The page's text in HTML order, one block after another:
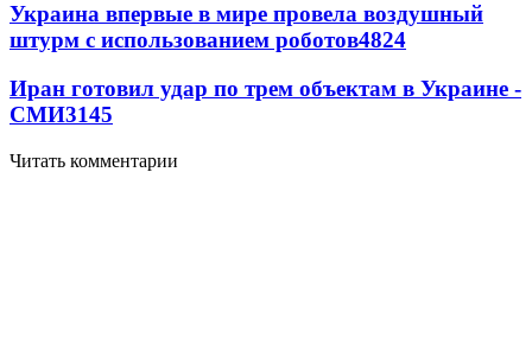
Украина впервые в мире провела воздушный
штурм с использованием роботов4824
Иран готовил удар по трем объектам в Украине -
СМИ3145
Читать комментарии